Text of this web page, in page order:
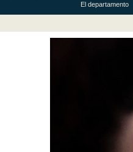
El departamento